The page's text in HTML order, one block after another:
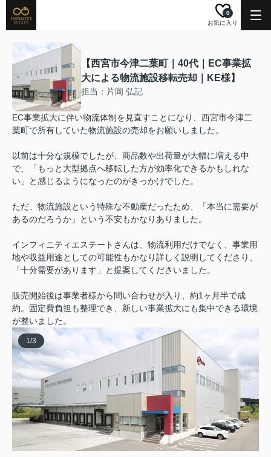
お気に入り
0
【西宮市今津二葉町｜40代｜EC事業拡
大による物流施設移転売却｜KE様】
担当：片岡 弘記
EC事業拡大に伴い物流体制を見直すことになり、西宮市今津二
葉町で所有していた物流施設の売却をお願いしました。
以前は十分な規模でしたが、商品数や出荷量が大幅に増える中
で、「もっと大型拠点へ移転した方が効率化できるかもしれな
い」と感じるようになったのがきっかけでした。
ただ、物流施設という特殊な不動産だったため、「本当に需要が
あるのだろうか」という不安もかなりありました。
インフィニティエステートさんは、物流利用だけでなく、事業用
地や収益用途としての可能性もかなり詳しく説明してくださり、
「十分需要があります」と提案してくださいました。
販売開始後は事業者様から問い合わせが入り、約1ヶ月半で成
約。固定費負担も整理でき、新しい事業拡大にも集中できる環境
が整いました。
1/3